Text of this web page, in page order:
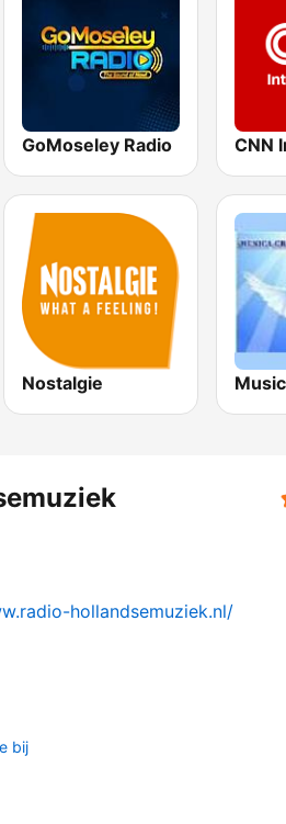
GoMoseley Radio CNN
Nostalgie
hollandsemuziek.nl/
bij